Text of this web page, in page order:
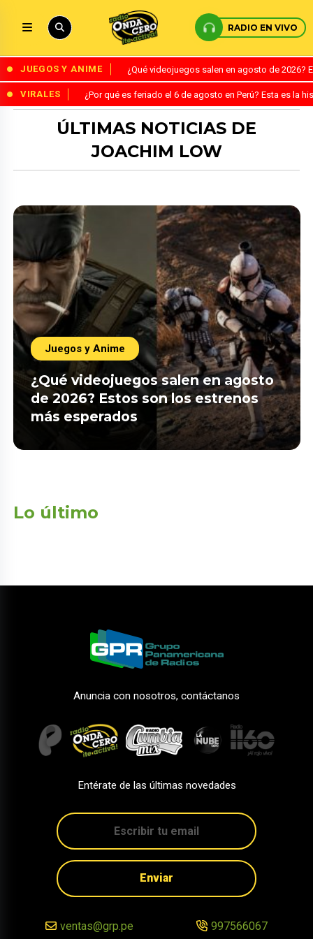
RADIO EN VIVO
JUEGOS Y ANIME ¿Qué videojuegos salen en agosto de
VIRALES ¿Por qué es feriado el 6 de agosto en Perú? Esta es la
ÚLTIMAS NOTICIAS DE
JOACHIM LOW
Juegos y Anime
¿Qué videojuegos salen en agosto
de 2026? Estos son los estrenos
más esperados
Lo último
Anuncia con nosotros, contáctanos
Entérate de las últimas novedades
Enviar
ventas@grp.pe 997566067